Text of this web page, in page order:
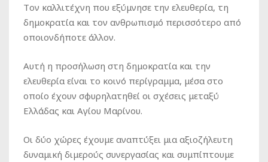
Tον καλλιτέχνη που εξύμνησε την ελευθερία, τη
δημοκρατία και τον ανθρωπισμό περισσότερο από
οποιονδήποτε άλλον.
Αυτή η προσήλωση στη δημοκρατία και την
ελευθερία είναι το κοινό περίγραμμα, μέσα στο
οποίο έχουν σφυρηλατηθεί οι σχέσεις μεταξύ
Ελλάδας και Αγίου Μαρίνου.
Οι δύο χώρες έχουμε αναπτύξει μια αξιοζήλευτη
δυναμική διμερούς συνεργασίας και συμπίπτουμε